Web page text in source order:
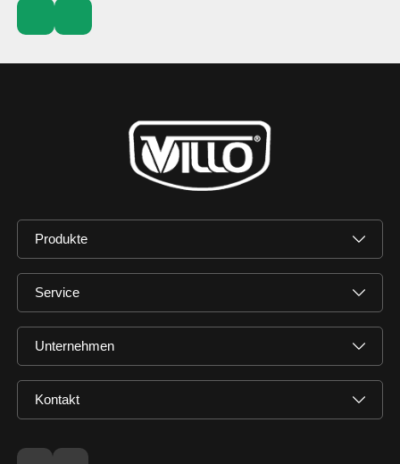
Produkte
Service
Unternehmen
Kontakt